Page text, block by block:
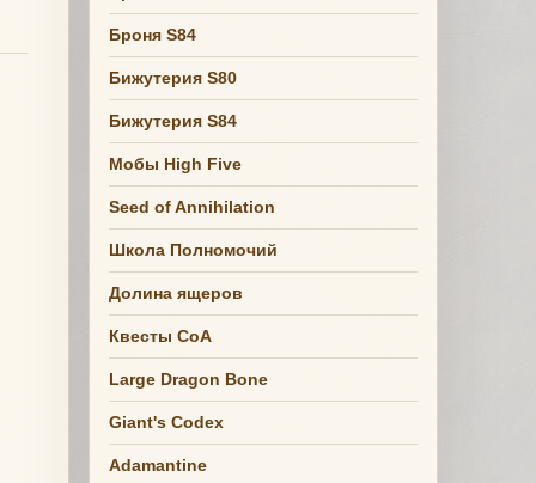
Броня S84
Бижутерия S80
Бижутерия S84
Мобы High Five
Seed of Annihilation
Школа Полномочий
Долина ящеров
Квесты СоА
Large Dragon Bone
Giant's Codex
Adamantine